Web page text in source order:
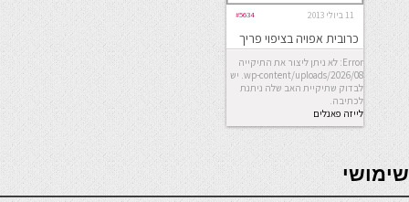
11 ביולי 2013 #5634
כרובית אפויה בציפוי פריך
Error: לא ניתן ליצור את התיקייה
wp-content/uploads/2026/08. יש
לבדוק שתיקיית האב שלה ניתנת
לכתיבה.
לייזה פאנלים
seriöse online casinos österreich
שימושי